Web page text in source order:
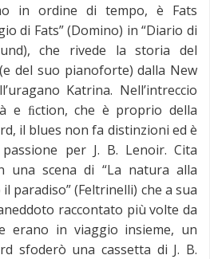
in ordine di tempo, è Fats
di Fats” (Domino) in “Diario di
che rivede la storia del
del suo pianoforte) dalla New
Katrina. Nell’intreccio
e ﬁction, che è proprio della
il blues non fa distinzioni ed è
per J. B. Lenoir. Cita
una scena di “La natura alla
paradiso” (Feltrinelli) che a sua
raccontato più volte da
erano in viaggio insieme, un
sfoderò una cassetta di J. B.